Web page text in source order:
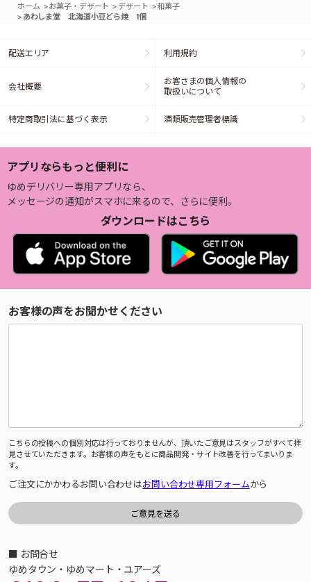
ホーム >お菓子・デザート > デザート >和菓子
> あわしま堂 北海道小豆どら焼 1個
配送エリア 利用規約
会社概要
お客さまの個人情報の
取扱いについて
特定商取引法に基づく表示 酒類販売管理者標識
アプリならもっと便利に
ゆめデリバリー専用アプリなら、
メッセージの通知がスマホに来るので、さらに便利。
ダウンロードはこちら
お客様の声をお聞かせください
こちらの投稿への個別対応は行っておりませんが、頂いたご意見はスタッフがすべて拝
見させていただきます。お客様の声をもとに商品開発・サイト改善を行ってまいりま
す。
ご注文にかかわるお問い合わせはお問い合わせ専用フォームから
■ お問合せ
ゆめタウン・ゆめマート・ユアーズ